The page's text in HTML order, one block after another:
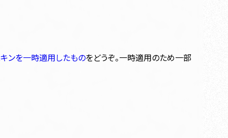
ンを一時適用したものをどうぞ。一時適用のため一部